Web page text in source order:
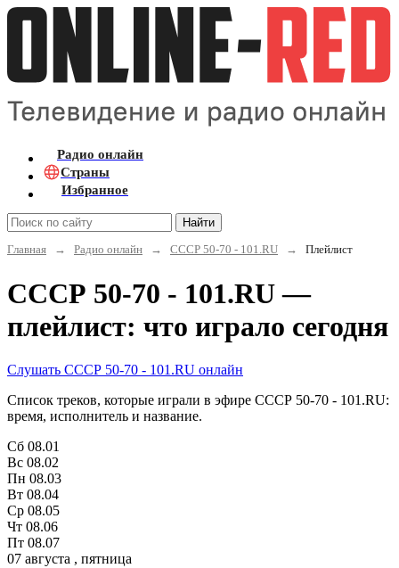
Радио онлайн
Страны
Избранное
Найти
Главная
→ Радио онлайн → СССР 50-70 - 101.RU → Плейлист
СССР 50-70 - 101.RU —
плейлист: что играло сегодня
Слушать СССР 50-70 - 101.RU онлайн
Список треков, которые играли в эфире СССР 50-70 - 101.RU:
время, исполнитель и название.
Сб 08.01
Вс 08.02
Пн 08.03
Вт 08.04
Ср 08.05
Чт 08.06
Пт 08.07
07 августа , пятница